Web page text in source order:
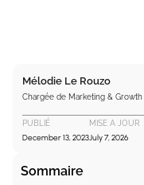
Mélodie Le Rouzo
Chargée de Marketing & Growth
PUBLIÉ
December 13, 2023
MISE A JOUR
July 7, 2026
Sommaire